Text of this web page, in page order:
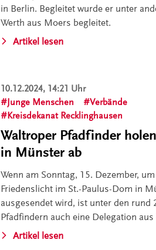
in Berlin. Begleitet wurde er unter
Werth aus Moers begleitet.
Artikel lesen
10.12.2024, 14:21 Uhr
Junge Menschen
Verbände
Kreisdekanat Recklinghausen
Waltroper Pfadfinder
in Münster ab
Wenn am Sonntag, 15. Dezember,
Friedenslicht im St.-Paulus-Dom in
ausgesendet wird, ist unter den rund
Pfadfindern auch eine Delegation
Artikel lesen